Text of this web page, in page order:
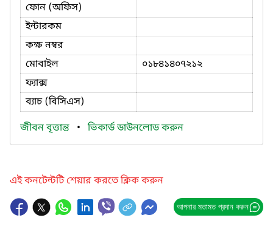
ফোন (অফিস)
ইন্টারকম
কক্ষ নম্বর
মোবাইল
০১৮৪১৪০৭২১২
ফ্যাক্স
ব্যাচ (বিসিএস)
জীবন বৃত্তান্ত • ভিকার্ড ডাউনলোড করুন
এই কনটেন্টটি শেয়ার করতে ক্লিক করুন
আপনার মতামত প্রদান করুন